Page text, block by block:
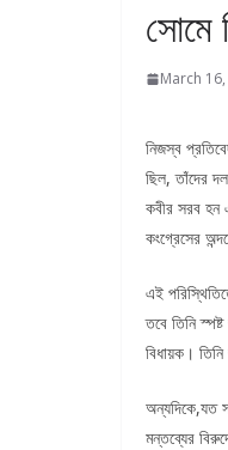
সোমে
March
নিজস্ব
ছিল, তাঁদের
কবীর সরব হন
কংগ্রেসের
এই
তবে তিনি
বিধায়ক।
অন্যদিকে,যত
মন্তব্যের